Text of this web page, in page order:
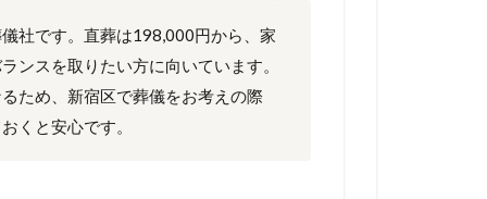
社です。直葬は198,000円から、家
ンスを取りたい方に向いています。
ため、新宿区で葬儀をお考えの際
くと安心です。